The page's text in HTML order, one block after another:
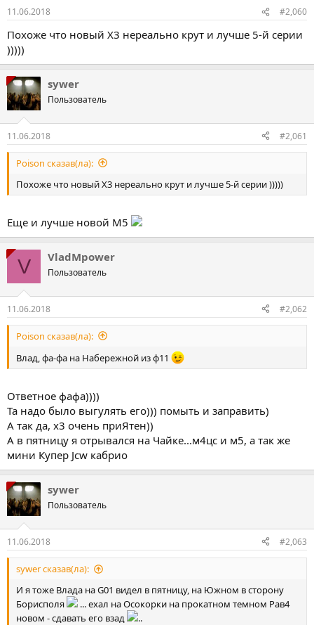
11.06.2018 #2,060
Похоже что новый Х3 нереально крут и лучше 5-й серии
)))))
sywer
Пользователь
11.06.2018 #2,061
Poison сказав(ла):
Похоже что новый Х3 нереально крут и лучше 5-й серии )))))
Еще и лучше новой М5
V VladMpower
Пользователь
11.06.2018 #2,062
Poison сказав(ла):
Влад, фа-фа на Набережной из ф11
Ответное фафа))))
Та надо было выгулять его))) помыть и заправить)
А так да, х3 очень приЯтен))
А в пятницу я отрывался на Чайке...м4цс и м5, а так же
мини Купер Jcw кабрио
sywer
Пользователь
11.06.2018 #2,063
sywer сказав(ла):
И я тоже Влада на G01 видел в пятницу, на Южном в сторону
Борисполя
... ехал на Осокорки на прокатном темном Рав4
новом - сдавать его взад
..